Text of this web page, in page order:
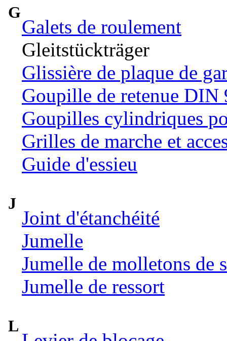
G
Galets de roulement
Gleitstückträger
Glissière de plaque de
Goupille de retenue DIN
Goupilles cylindriques
Grilles de marche et
Guide d'essieu
J
Joint d'étanchéité
Jumelle
Jumelle de molletons de
Jumelle de ressort
L